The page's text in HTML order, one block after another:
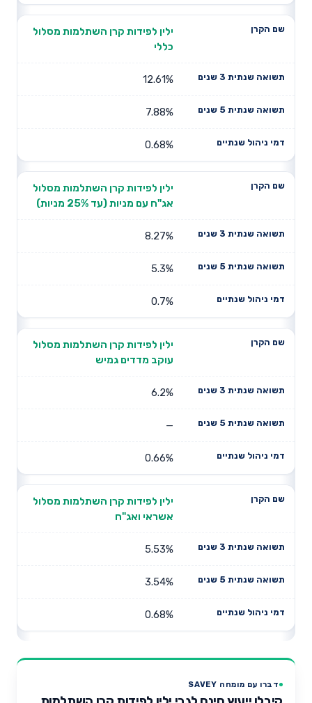
ילין לפידות קרן השתלמות מסלול
כללי
12.61%
7.88%
0.68%
ילין לפידות קרן השתלמות מסלול
אג"ח עם מניות (עד 25% מניות)
8.27%
5.3%
0.7%
ילין לפידות קרן השתלמות מסלול
עוקב מדדים גמיש
6.2%
—
0.66%
ילין לפידות קרן השתלמות מסלול
אשראי ואג"ח
5.53%
3.54%
0.68%
דברו עם מומחה SAVEY